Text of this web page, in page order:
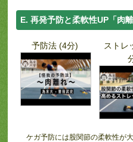
E. 再発予防と柔軟性UP「肉離
予防法 (4分)
ストレ
ケガ予防には股関節の柔軟性が